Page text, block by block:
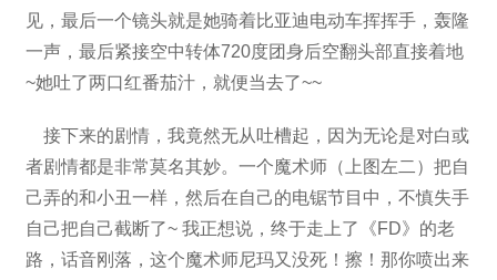
见，最后一个镜头就是她骑着比亚迪电动车挥挥手，轰隆
一声，最后紧接空中转体720度团身后空翻头部直接着地
~她吐了两口红番茄汁，就便当去了~~
接下来的剧情，我竟然无从吐槽起，因为无论是对白或
者剧情都是非常莫名其妙。一个魔术师（上图左二）把自
己弄的和小丑一样，然后在自己的电锯节目中，不慎失手
自己把自己截断了~ 我正想说，终于走上了《FD》的老
路，话音刚落，这个魔术师尼玛又没死！擦！那你喷出来